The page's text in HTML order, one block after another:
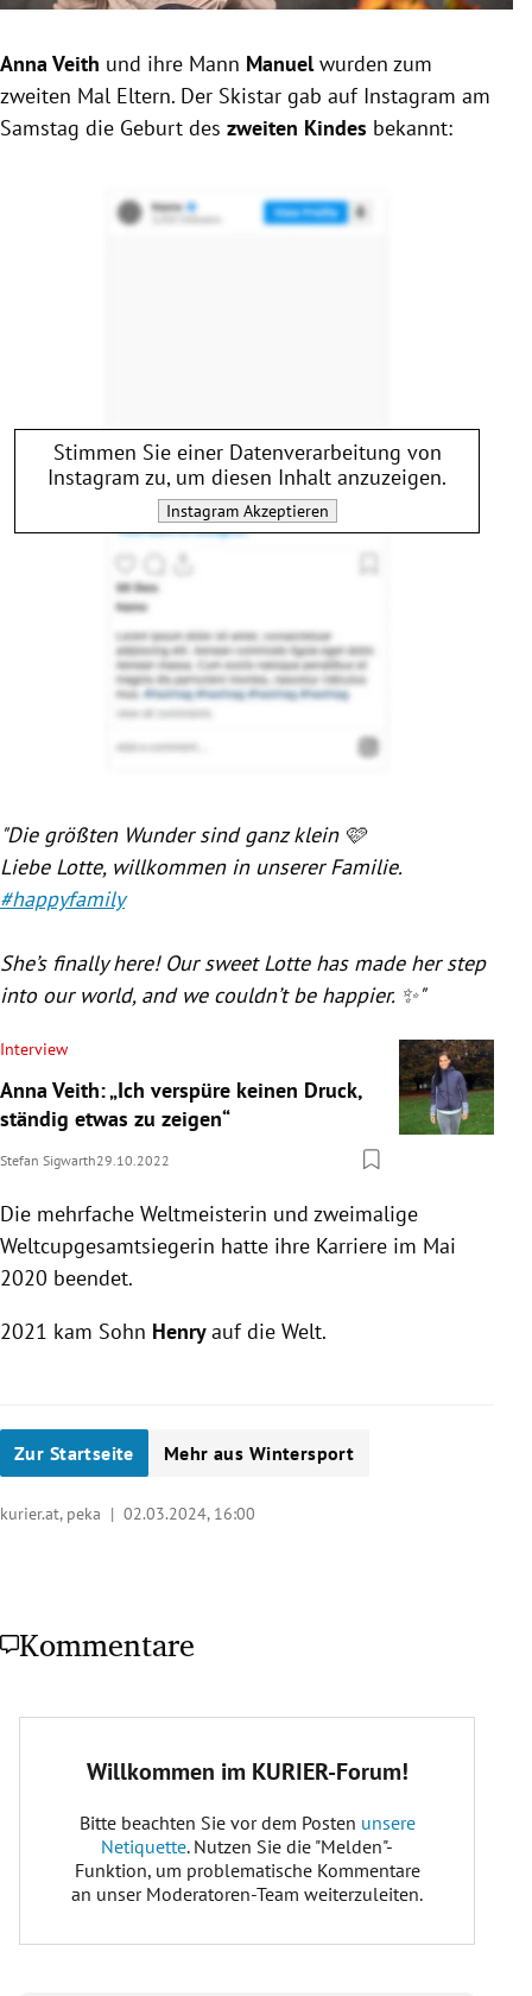
Untermenü
Anna Veith und ihre Mann Manuelwurden zum
zweiten Mal Eltern. Der Skistar gab auf Instagram am
Samstag die Geburt des zweiten Kindes bekannt:
Stimmen Sie einer Datenverarbeitung von
Instagram zu, um diesen Inhalt anzuzeigen.
InstagramAkzeptieren
"Die größten Wunder sind ganz klein 🩷
Liebe Lotte, willkommen in unserer Familie.
#happyfamily
She’s finally here! Our sweet Lotte has made her step
into our world, and we couldn’t be happier. ✨"
Interview
Anna Veith: „Ich verspüre keinen Druck,
ständig etwas zu zeigen“
Stefan Sigwarth29.10.2022
Die mehrfache Weltmeisterin und zweimalige
Weltcupgesamtsiegerin hatte ihre Karriere im Mai
2020 beendet.
2021 kam Sohn Henryauf die Welt.
Zur Startseite Mehr aus Wintersport
kurier.at, peka | 02.03.2024, 16:00
Kommentare